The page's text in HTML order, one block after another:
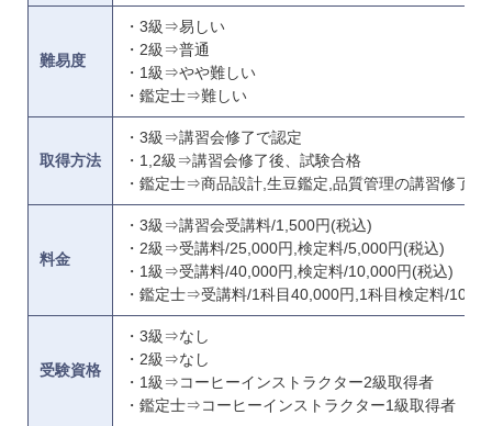
難易度
・3級⇒易しい
・2級⇒普通
・1級⇒やや難しい
・鑑定士⇒難しい
取得方法
・3級⇒講習会修了で認定
・1,2級⇒講習会修了後、試験合格
・鑑定士⇒商品設計,生豆鑑定,品質管理の講習修了後
料金
・3級⇒講習会受講料/1,500円(税込)
・2級⇒受講料/25,000円,検定料/5,000円(税込)
・1級⇒受講料/40,000円,検定料/10,000円(税込)
・鑑定士⇒受講料/1科目40,000円,1科目検定料/
受験資格
・3級⇒なし
・2級⇒なし
・1級⇒コーヒーインストラクター2級取得者
・鑑定士⇒コーヒーインストラクター1級取得者